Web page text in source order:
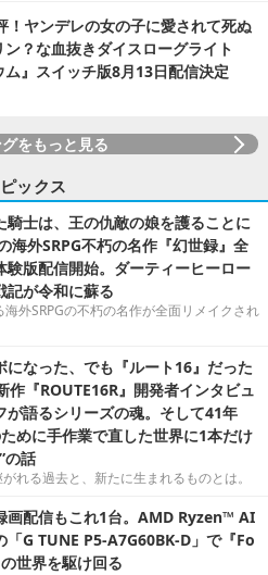
ヤンデレの女の子に愛されて死ぬ
ン？な血抜きダイスローグライト
ム』スイッチ版8月13日配信決定
をもっと見る
ピックス
騎士は、王の仇敵の娘を護ることに
外SRPG不朽の名作『幻世録』全
験版配信開始。ダーティーヒーロー
記が令和に蘇る
外SRPGの不朽の名作が全面リメイクされ
になった、でも『ルート16』だった
『ROUTE16R』開発者インタビュ
が語るシリーズの魂。そして41年
めに手作業で直した世界に1本だけ
の話
れる過去と、新たに生まれるものとは。
画配信もこれ1台。AMD Ryzen™ AI
「G TUNE P5-A7G60BK-D」で『Fo
世界を駆け回る